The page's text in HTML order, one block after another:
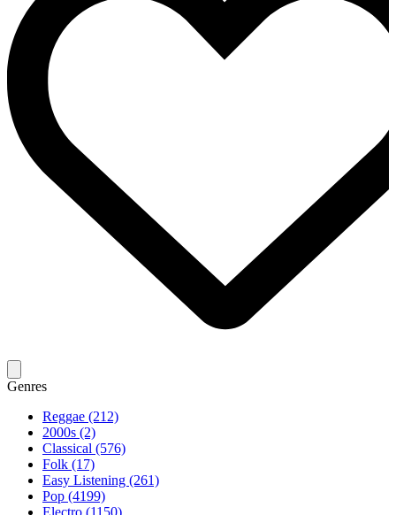
Genres
Reggae (212)
2000s (2)
Classical (576)
Folk (17)
Easy Listening (261)
Pop (4199)